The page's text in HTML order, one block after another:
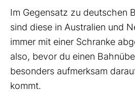
Im Gegensatz zu deutschen
sind diese in Australien und
immer mit einer Schranke
also, bevor du einen
besonders aufmerksam
kommt.